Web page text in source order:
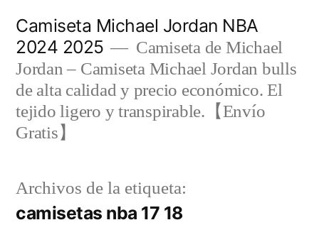
contenido
Camiseta Michael Jordan NBA
2024 2025
Camiseta de Michael
Jordan – Camiseta Michael Jordan bulls
de alta calidad y precio económico. El
tejido ligero y transpirable.【Envío
Gratis】
Archivos de la etiqueta:
camisetas nba 17 18